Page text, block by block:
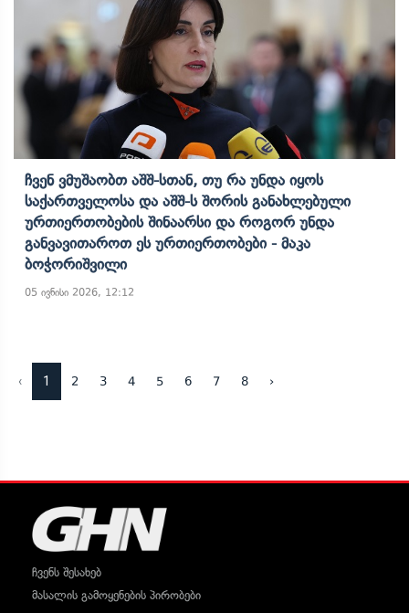
Ჩვენ Ვმუშაობთ Აშშ-Სთან, Თუ Რა Უნდა Იყოს
Საქართველოსა Და Აშშ-Ს Შორის Განახლებული
Ურთიერთობების Შინაარსი Და Როგორ Უნდა
Განვავითაროთ Ეს Ურთიერთობები - Მაკა
Ბოჭორიშვილი
05 ივნისი 2026, 12:12
‹ 1 2 3 4 5 6 7 8 ›
ჩვენს შესახებ
მასალის გამოყენების პირობები